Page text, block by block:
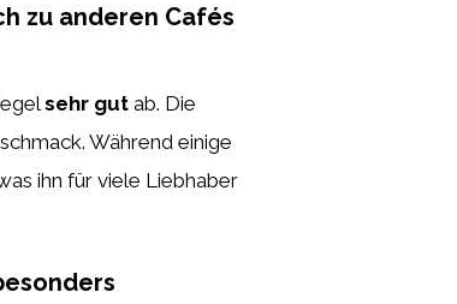
zu anderen Cafés
sehr gut ab. Die
Während einige
was ihn für viele Liebhaber